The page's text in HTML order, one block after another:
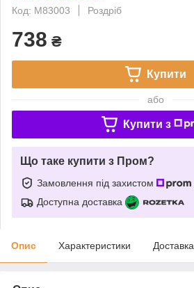
Код: M83003
Роздріб
738 ₴
Купити
або
Купити з
Що таке купити з Пром?
Замовлення під захистом
Доступна доставка
Опис Характеристики Доставка